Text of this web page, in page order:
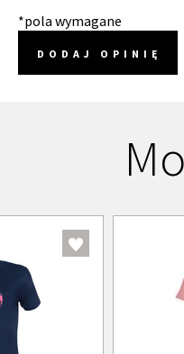
*pola wymagane
DODAJ OPINIĘ